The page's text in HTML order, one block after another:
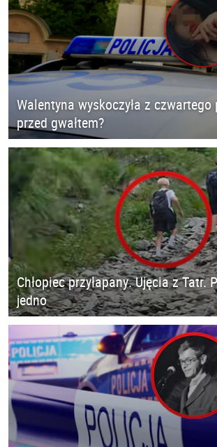
Walentyna wyskoczyła z czwartego
przed gwałtem?
Chłopiec przyłapany. Ujęcia z Tatr.
jedno